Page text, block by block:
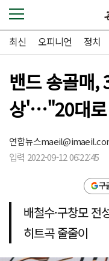
최신 오피니언 정치
밴드 송골매,
상'…"20대로
연합뉴스
입력 2022-09-12 06:22:45
구
배철수·구창모
히트곡 줄줄이